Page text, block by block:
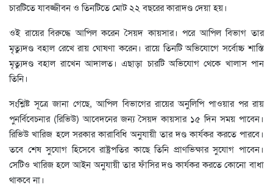
চারটিতে যাবজ্জীবন ও তিনটিতে মোট ২২ বছরের কারাদণ্ড দেয়া হয়।
ওই রায়ের বিরুদ্ধে আপিল করেন সৈয়দ কায়সার। পরে আপিল বিভাগ তার
মৃত্যুদণ্ড বহাল রেখে রায় ঘোষণা করেন। রায়ে তিনটি অভিযোগে সর্বোচ্চ শাস্তি
মৃত্যুদণ্ড বহাল রাখেন আদালত। এছাড়া চারটি অভিযোগ থেকে খালাস পান
তিনি।
সংশ্লিষ্ট সূত্রে জানা গেছে, আপিল বিভাগের রায়ের অনুলিপি পাওয়ার পর রায়
পুনর্বিবেচনার (রিভিউ) আবেদনের জন্য সৈয়দ কায়সার ১৫ দিন সময় পাবেন।
রিভিউ খারিজ হলে সরকার কারাবিধি অনুযায়ী তার দণ্ড কার্যকর করতে পারবে।
তবে শেষ সুযোগ হিসেবে রাষ্ট্রপতির কাছে তিনি প্রাণভিক্ষার সুযোগ পাবেন।
সেটিও খারিজ হলে আইন অনুযায়ী তার ফাঁসির দণ্ড কার্যকর করতে কোনো বাধা
থাকবে না।